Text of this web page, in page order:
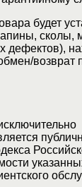
будет
сколы,
дефектов),
возврат